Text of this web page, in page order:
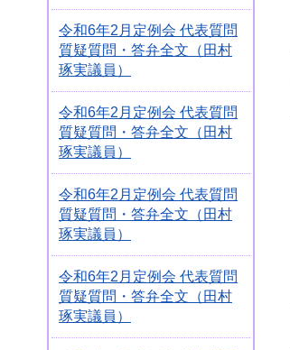
令和6年2月定例会 代表質問
質疑質問・答弁全文（田村
琢実議員）
令和6年2月定例会 代表質問
質疑質問・答弁全文（田村
琢実議員）
令和6年2月定例会 代表質問
質疑質問・答弁全文（田村
琢実議員）
令和6年2月定例会 代表質問
質疑質問・答弁全文（田村
琢実議員）